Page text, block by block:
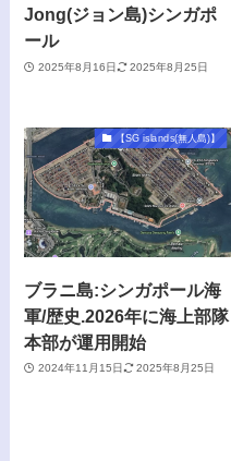
Jong(ジョン島)シンガポ
ール
2025年8月16日 2025年8月25日
【SG islands(無人島)】
ブラニ島:シンガポール海
軍/歴史.2026年に海上部隊
本部が運用開始
2024年11月15日 2025年8月25日